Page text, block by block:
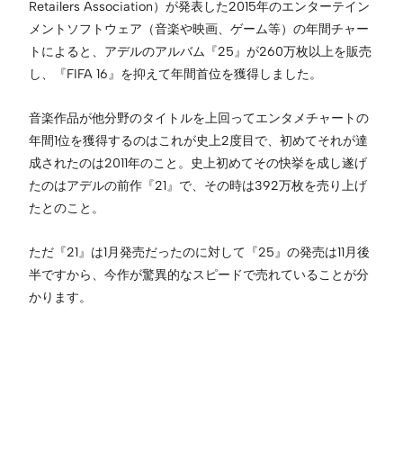
Retailers Association）が発表した2015年のエンターテイン
メントソフトウェア（音楽や映画、ゲーム等）の年間チャー
トによると、アデルのアルバム『25』が260万枚以上を販売
し、『FIFA 16』を抑えて年間首位を獲得しました。
音楽作品が他分野のタイトルを上回ってエンタメチャートの
年間1位を獲得するのはこれが史上2度目で、初めてそれが達
成されたのは2011年のこと。史上初めてその快挙を成し遂げ
たのはアデルの前作『21』で、その時は392万枚を売り上げ
たとのこと。
ただ『21』は1月発売だったのに対して『25』の発売は11月後
半ですから、今作が驚異的なスピードで売れていることが分
かります。